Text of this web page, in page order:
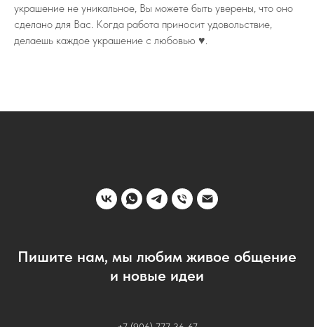
украшение не уникальное, Вы можете быть уверены, что оно
сделано для Вас. Когда работа приносит удовольствие,
делаешь каждое украшение с любовью ♥️.
Пишите нам, мы любим живое общение
и новые идеи